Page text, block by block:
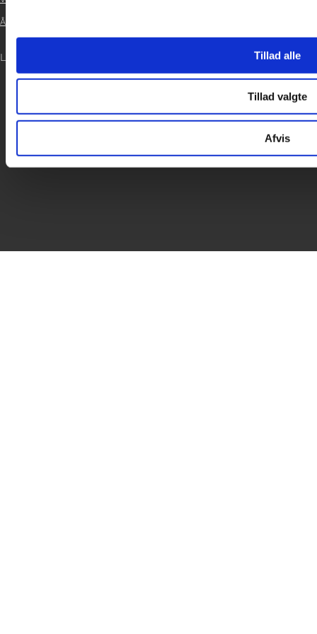
Tillad alle
Tillad valgte
Afvis
Årsrapport 2024
LOG IND
